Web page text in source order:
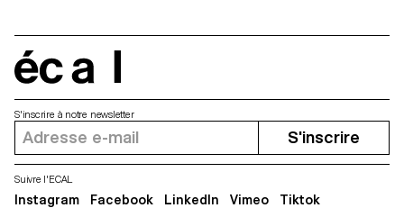
S'inscrire à notre newsletter
S'inscrire
Suivre l'ECAL
Instagram Facebook LinkedIn Vimeo Tiktok